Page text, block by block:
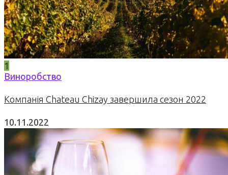
1
Виноробство
Компанія Chateau Chizay завершила сезон 2022
10.11.2022